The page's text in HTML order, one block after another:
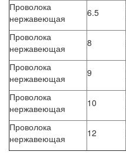
Проволока
нержавеющая
6.5
Проволока
нержавеющая
8
Проволока
нержавеющая
9
Проволока
нержавеющая
10
Проволока
нержавеющая
12